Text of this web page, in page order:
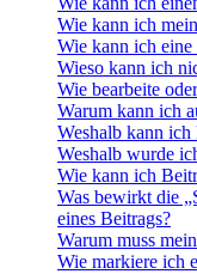
Wie kann ich
Wie kann ich
Wieso kann ich
Wie bearbeite
Warum kann ich
Weshalb kann ich
Weshalb wurde
Wie kann ich
Was bewirkt die
eines Beitrags?
Warum muss
Wie markiere ich